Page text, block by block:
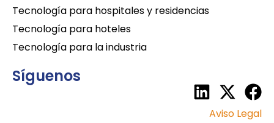
Tecnología para hospitales y residencias
Tecnología para hoteles
Tecnología para la industria
Síguenos
Aviso Legal